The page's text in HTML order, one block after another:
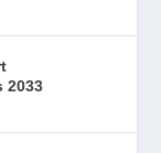
2033